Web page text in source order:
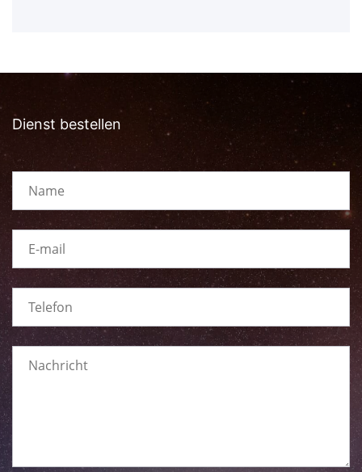
Dienst bestellen